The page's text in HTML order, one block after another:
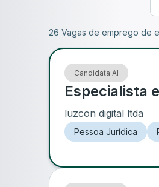
26 Vagas de emprego de
Candidata AI
Especialista
luzcon digital ltda
Pessoa Jurídica